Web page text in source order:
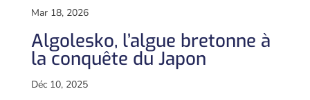
Mar 18, 2026
Algolesko, l’algue bretonne à
la conquête du Japon
Déc 10, 2025